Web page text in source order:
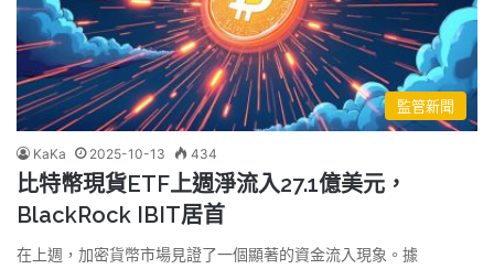
監管新聞
KaKa 2025-10-13 434
比特幣現貨ETF上週淨流入27.1億美元，
BlackRock IBIT居首
在上週，加密貨幣市場見證了一個顯著的資金流入現象。據